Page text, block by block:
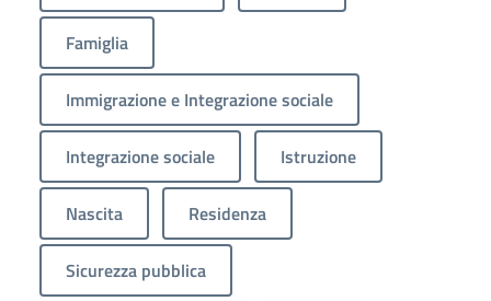
Famiglia
Immigrazione e Integrazione sociale
Integrazione sociale Istruzione
Nascita Residenza
Sicurezza pubblica